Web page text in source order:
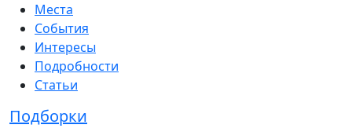
Места
События
Интересы
Подробности
Статьи
Подборки